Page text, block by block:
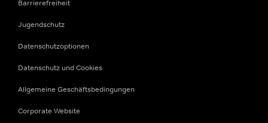
Barrierefreiheit
Jugendschutz
Datenschutzoptionen
Datenschutz und Cookies
Allgemeine Geschäftsbedingungen
Corporate Website